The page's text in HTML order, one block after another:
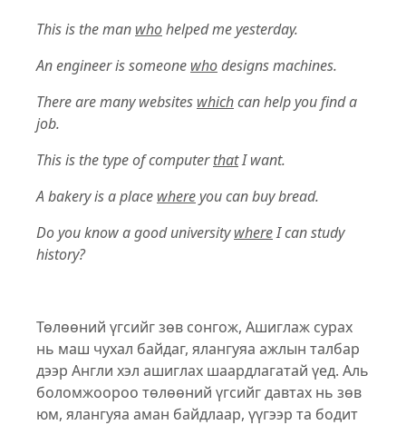
This is the man whohelped me yesterday.
An engineer is someone whodesigns machines.
There are many websites whichcan help you find a
job.
This is the type of computerthatI want.
A bakery is a place whereyou can buy bread.
Do you know a good universitywhereI can study
history?
Төлөөний үгсийг зөв сонгож, Ашиглаж сурах
нь маш чухал байдаг, ялангуяа ажлын талбар
дээр Англи хэл ашиглах шаардлагатай үед. Аль
боломжоороо төлөөний үгсийг давтах нь зөв
юм, ялангуяа аман байдлаар, үүгээр та бодит